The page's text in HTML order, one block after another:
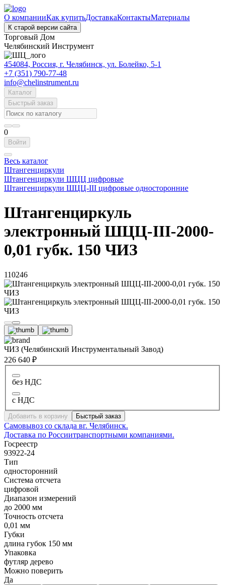
О компанииКак купитьДоставкаКонтактыМатериалы
К старой версии сайта
Торговый Дом
Челябинский Инструмент
454084, Россия, г. Челябинск, ул. Болейко, 5-1
+7 (351) 790-77-48
info@chelinstrument.ru
Каталог
Быстрый заказ
0
Войти
Весь каталог
Штангенциркули
Штангенциркули ШЦЦ цифровые
Штангенциркули ШЦЦ-III цифровые односторонние
Штангенциркуль
электронный ШЦЦ-III-2000-
0,01 губк. 150 ЧИЗ
110246
ЧИЗ (Челябинский Инструментальный Завод)
226 640 ₽
без НДС
с НДС
Добавить в корзину Быстрый заказ
Самовывоз со склада вг. Челябинск.
Доставка по Россиитранспортными компаниями.
Госреестр
93922-24
Тип
односторонний
Система отсчета
цифровой
Диапазон измерений
до 2000 мм
Точность отсчета
0,01 мм
Губки
длина губок 150 мм
Упаковка
футляр дерево
Можно поверить
Да